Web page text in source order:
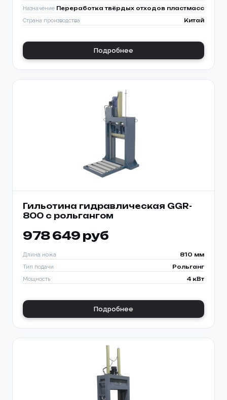
Назначение Переработка твёрдых отходов пластмасс
Страна производства Китай
Подробнее
Гильотина гидравлическая GGR-
800 с рольгангом
978 649 руб
Длина ножа 810 мм
Тип подачи Рольганг
Мощность 4 кВт
Подробнее